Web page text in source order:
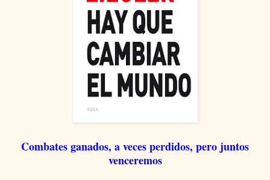
Combates ganados, a veces perdidos, pero juntos
venceremos